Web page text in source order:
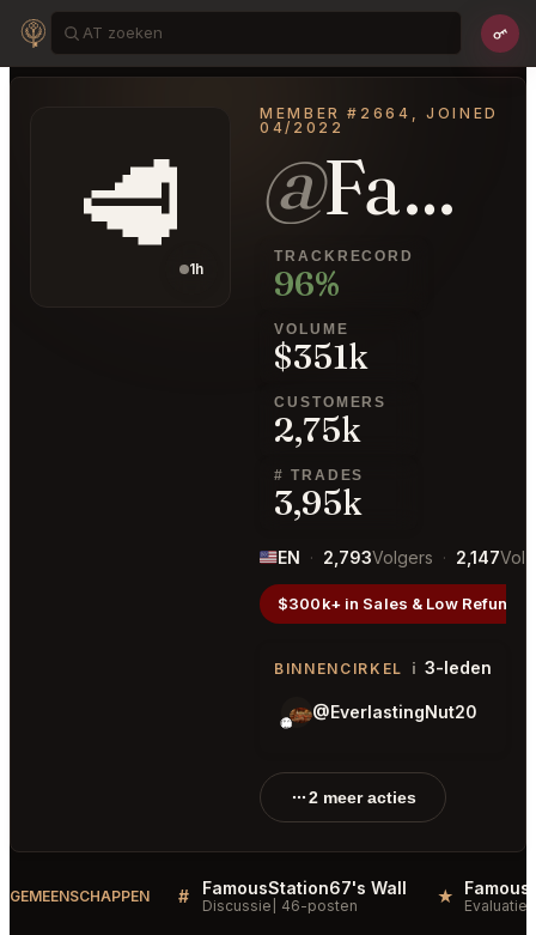
🥩 1h
MEMBER #2664, JOINED
04/2022
@FamousStation67
TRACKRECORD
96%
VOLUME
$351k
CUSTOMERS
2,75k
# TRADES
3,95k
EN · 2,793Volgers · 2,147
$300k+ in Sales & Low Refunds
BINNENCIRKEL i 3-leden
👻
@EverlastingNut20
2 meer acties
GEMEENSCHAPPEN # FamousStation67's Wall
Discussie 46-posten ★ Evaluaties